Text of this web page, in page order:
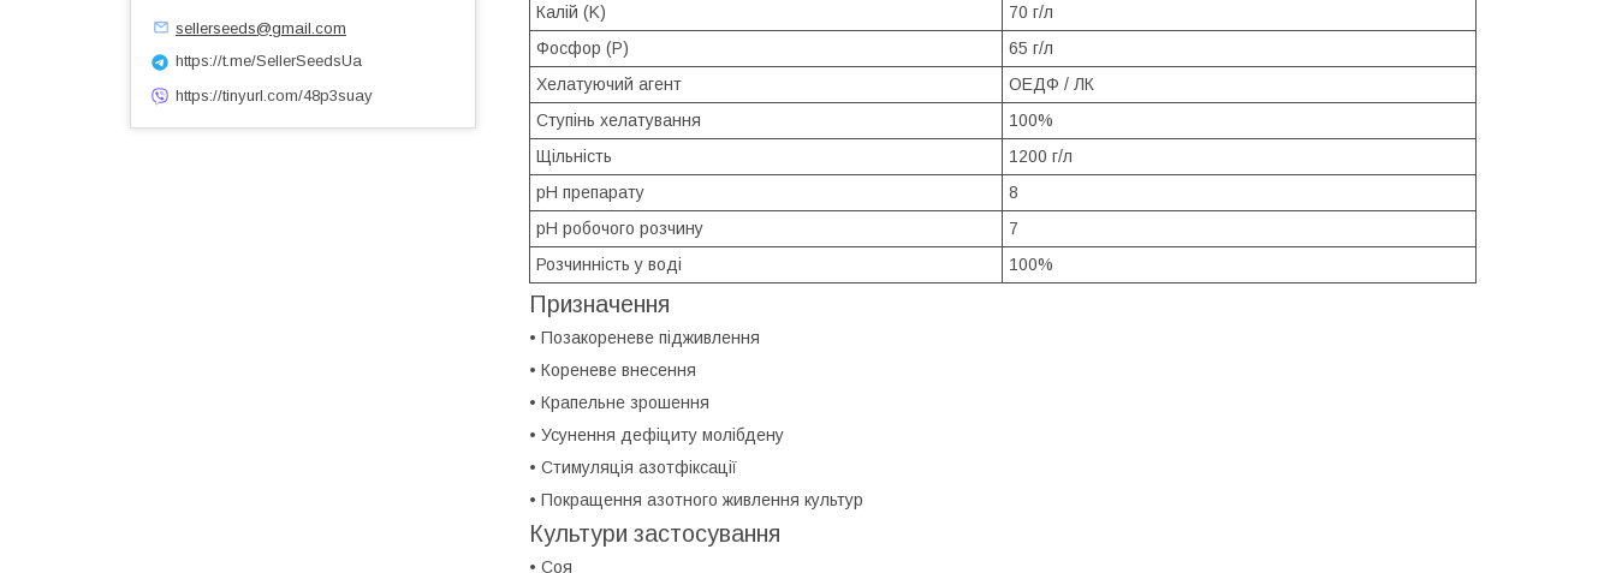
Калій (K)
70 г/л
Фосфор (P)
65 г/л
Хелатуючий агент
ОЕДФ / ЛК
Ступінь хелатування
100%
Щільність
1200 г/л
рН препарату
8
рН робочого розчину
7
Розчинність у воді
100%
Призначення
• Позакореневе підживлення
• Кореневе внесення
• Крапельне зрошення
• Усунення дефіциту молібдену
• Стимуляція азотфіксації
• Покращення азотного живлення культур
Культури застосування
• Соя
sellerseeds@gmail.com
https://t.me/SellerSeedsUa
https://tinyurl.com/48p3suay